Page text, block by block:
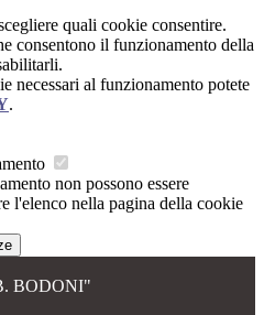
quali cookie consentire.
consentono il funzionamento della
necessari al funzionamento potete
.
non possono essere
l'elenco nella pagina della cookie
BODONI"